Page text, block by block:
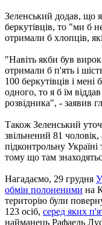
Зеленський додав, що
беркутівців, то "ми б
отримали б хлопців,
"Навіть якби був
отримали б п'ять і
100 беркутівців і
одного, то я б їм
розвідника", - заявив
Також Зеленський
звільнений 81
підконтрольну
тому що там
Нагадаємо, 29 грудня
обмін полоненими на
територію були
123 осіб, серед яких
найманець Рафаель